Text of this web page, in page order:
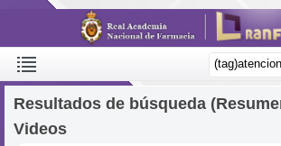
Resultados de búsqueda
Videos